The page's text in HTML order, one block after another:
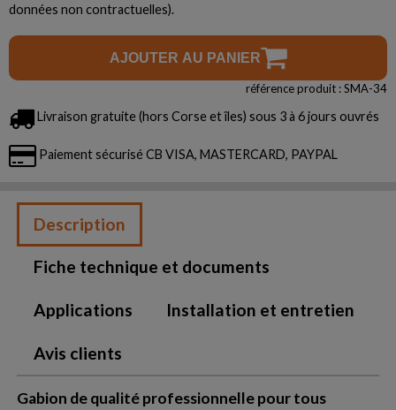
données non contractuelles).
AJOUTER AU PANIER
référence produit : SMA-34
Livraison gratuite (hors Corse et îles) sous 3 à 6 jours ouvrés
Paiement sécurisé CB VISA, MASTERCARD, PAYPAL
Description
Fiche technique et documents
Applications Installation et entretien
Avis clients
Gabion de qualité professionnelle pour tous